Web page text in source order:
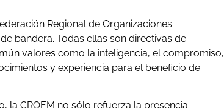
Regional de Organizaciones
bandera. Todas ellas son directivas de
valores como la inteligencia, el compromiso,
y experiencia para el beneficio de
la CROEM no sólo refuerza la presencia